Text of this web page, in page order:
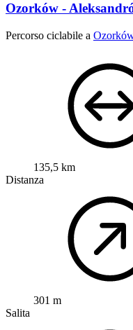
Ozorków -
Percorso ciclabile a
135,5 km
Distanza
301 m
Salita